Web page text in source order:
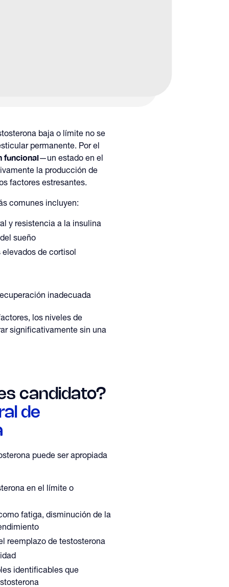
del organismo
baja o límite no se
permanente. Por el
funcional—un estado en el
la producción de
factores estresantes.
comunes incluyen:
y resistencia a la insulina
sueño
de cortisol
inadecuada
los niveles de
significativamente sin una
candidato?
de
puede ser apropiada
en el límite o
fatiga, disminución de la
reemplazo de testosterona
identificables que